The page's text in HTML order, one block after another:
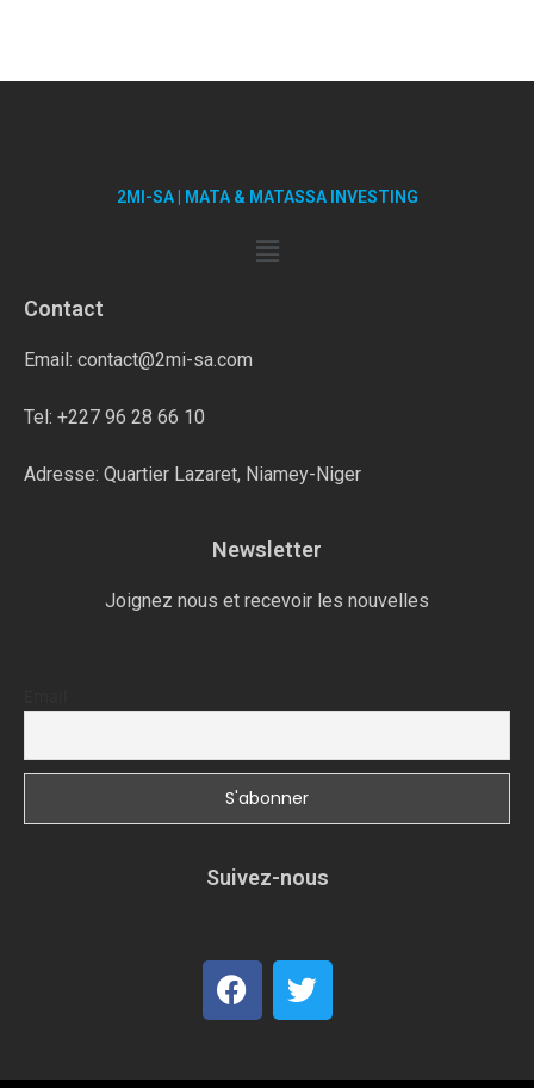
2MI-SA | MATA & MATASSA INVESTING
Contact
Email: contact@2mi-sa.com
Tel: +227 96 28 66 10
Adresse: Quartier Lazaret, Niamey-Niger
Newsletter
Joignez nous et recevoir les nouvelles
Suivez-nous